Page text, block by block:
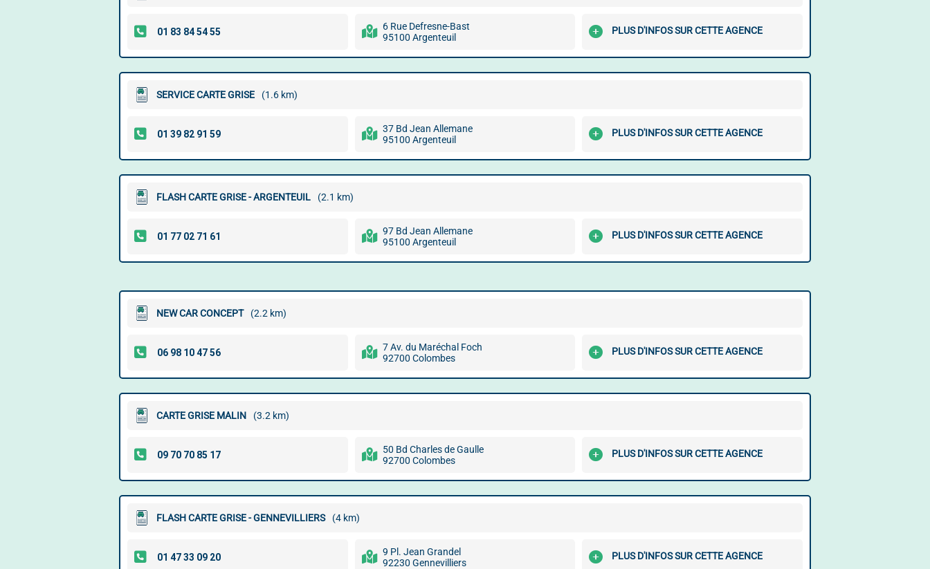
6 Rue Defresne-Bast
95100 Argenteuil
PLUS D'INFOS SUR CETTE AGENCE
SERVICE CARTE GRISE (1.6 km)
37 Bd Jean Allemane
95100 Argenteuil
PLUS D'INFOS SUR CETTE AGENCE
FLASH CARTE GRISE - ARGENTEUIL (2.1 km)
97 Bd Jean Allemane
95100 Argenteuil
PLUS D'INFOS SUR CETTE AGENCE
NEW CAR CONCEPT (2.2 km)
7 Av. du Maréchal Foch
92700 Colombes
PLUS D'INFOS SUR CETTE AGENCE
CARTE GRISE MALIN (3.2 km)
50 Bd Charles de Gaulle
92700 Colombes
PLUS D'INFOS SUR CETTE AGENCE
FLASH CARTE GRISE - GENNEVILLIERS (4 km)
9 Pl. Jean Grandel
92230 Gennevilliers
PLUS D'INFOS SUR CETTE AGENCE